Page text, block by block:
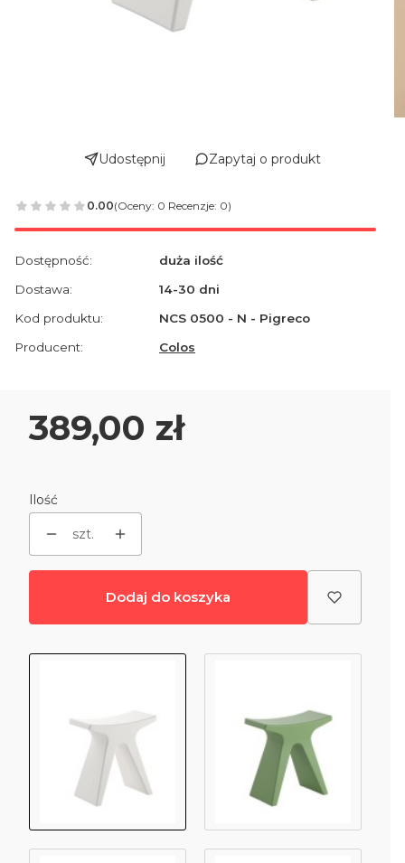
Udostępnij Zapytaj o produkt
0.00(Oceny: 0 Recenzje: 0)
Dostępność:
duża ilość
Dostawa:
14-30 dni
Kod produktu:
NCS 0500 - N - Pigreco
Producent:
Colos
Cena
389,00 zł
Ilość
szt.
Dodaj do koszyka